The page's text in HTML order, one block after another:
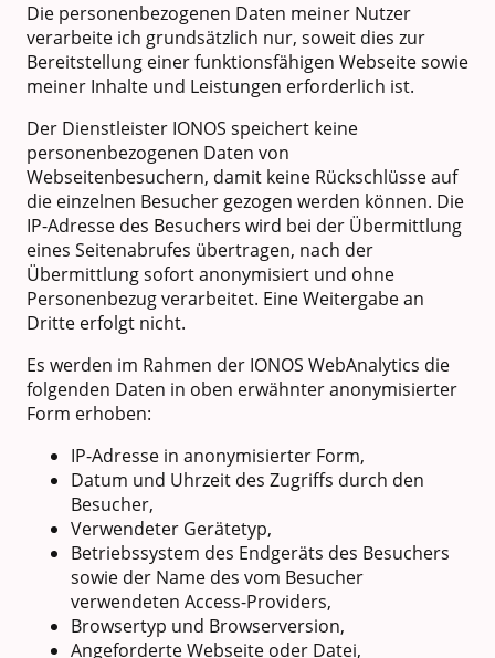
Die personenbezogenen Daten meiner Nutzer
verarbeite ich grundsätzlich nur, soweit dies zur
Bereitstellung einer funktionsfähigen Webseite sowie
meiner Inhalte und Leistungen erforderlich ist.
Der Dienstleister IONOS speichert keine
personenbezogenen Daten von
Webseitenbesuchern, damit keine Rückschlüsse auf
die einzelnen Besucher gezogen werden können. Die
IP-Adresse des Besuchers wird bei der Übermittlung
eines Seitenabrufes übertragen, nach der
Übermittlung sofort anonymisiert und ohne
Personenbezug verarbeitet. Eine Weitergabe an
Dritte erfolgt nicht.
Es werden im Rahmen der IONOS WebAnalytics die
folgenden Daten in oben erwähnter anonymisierter
Form erhoben:
IP-Adresse in anonymisierter Form,
Datum und Uhrzeit des Zugriffs durch den
Besucher,
Verwendeter Gerätetyp,
Betriebssystem des Endgeräts des Besuchers
sowie der Name des vom Besucher
verwendeten Access-Providers,
Browsertyp und Browserversion,
Angeforderte Webseite oder Datei,